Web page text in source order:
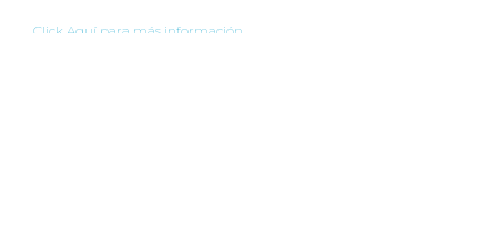
Click Aquí para más información